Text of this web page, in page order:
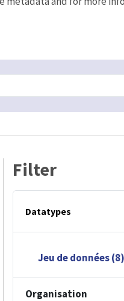
Filter
Datatypes
Jeu de données (8)
Organisation